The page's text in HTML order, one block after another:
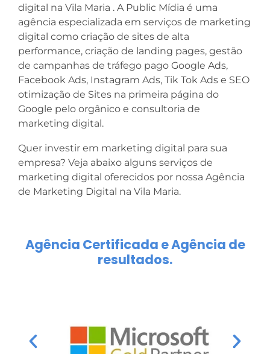
digital na Vila Maria . A Public Mídia é uma
agência especializada em serviços de marketing
digital como criação de sites de alta
performance, criação de landing pages, gestão
de campanhas de tráfego pago Google Ads,
Facebook Ads, Instagram Ads, Tik Tok Ads e SEO
otimização de Sites na primeira página do
Google pelo orgânico e consultoria de
marketing digital.
Quer investir em marketing digital para sua
empresa? Veja abaixo alguns serviços de
marketing digital oferecidos por nossa Agência
de Marketing Digital na Vila Maria.
Agência Certificada e Agência de
resultados.